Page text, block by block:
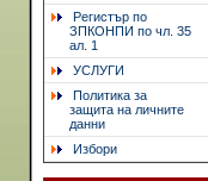
Регистър по
ЗПКОНПИ по чл. 35
ал. 1
УСЛУГИ
Политика за
защита на личните
данни
Избори